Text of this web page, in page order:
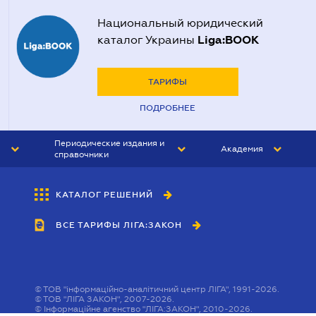
Национальный юридический
каталог Украины Liga:BOOK
ТАРИФЫ
ПОДРОБНЕЕ
Периодические издания и
справочники
БУХГАЛТЕР&ЗАКОН
ВЕСТНИК МСФО
Академия
КАТАЛОГ РЕШЕНИЙ
ВСЕ ТАРИФЫ ЛІГА:ЗАКОН
©ТОВ "інформаційно-аналітичний центр ЛІГА", 1991-2026.
©ТОВ "ЛІГА ЗАКОН", 2007-2026.
© Інформаційне агенство "ЛІГА:ЗАКОН", 2010-2026.